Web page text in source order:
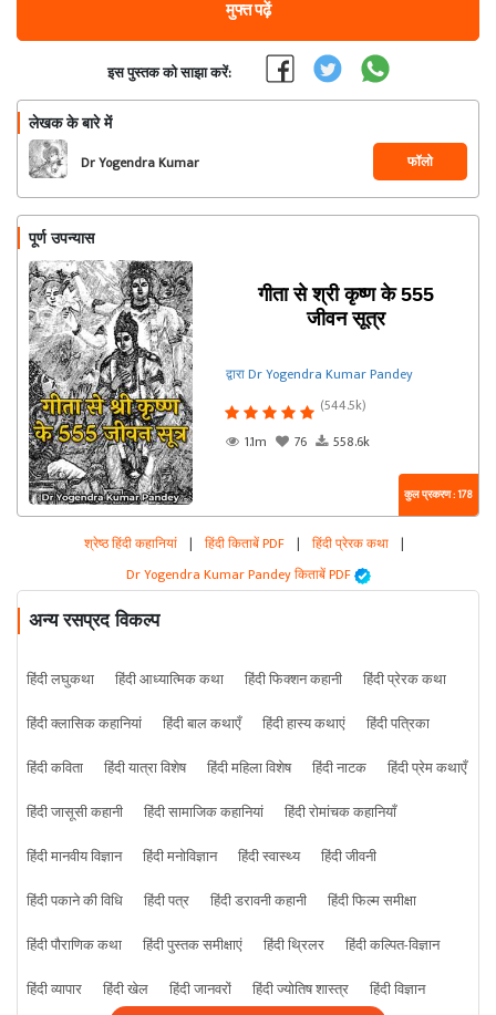
मुफ्त पढ़ें
इस पुस्तक को साझा करें:
लेखक के बारे में
Dr Yogendra Kumar
Pandey
फॉलो
पूर्ण उपन्यास
गीता से श्री कृष्ण के 555
जीवन सूत्र
द्वारा Dr Yogendra Kumar Pandey
(544.5k)
1.1m
76 558.6k
कुल प्रकरण : 178
श्रेष्ठ हिंदी कहानियां | हिंदी किताबें PDF | हिंदी प्रेरक कथा |
Dr Yogendra Kumar Pandey किताबें PDF
अन्य रसप्रद विकल्प
हिंदी लघुकथा हिंदी आध्यात्मिक कथा हिंदी फिक्शन कहानी
हिंदी प्रेरक कथा
हिंदी क्लासिक कहानियां
हिंदी बाल कथाएँ हिंदी हास्य कथाएं
हिंदी पत्रिका
हिंदी कविता
हिंदी यात्रा विशेष हिंदी महिला विशेष हिंदी नाटक
हिंदी प्रेम कथाएँ
हिंदी जासूसी कहानी
हिंदी सामाजिक कहानियां
हिंदी रोमांचक कहानियाँ
हिंदी मानवीय विज्ञान
हिंदी मनोविज्ञान हिंदी स्वास्थ्य
हिंदी जीवनी
हिंदी पकाने की विधि
हिंदी पत्र हिंदी डरावनी कहानी
हिंदी फिल्म समीक्षा
हिंदी पौराणिक कथा
हिंदी पुस्तक समीक्षाएं हिंदी थ्रिलर
हिंदी कल्पित-विज्ञान
हिंदी व्यापार
हिंदी खेल हिंदी जानवरों हिंदी ज्योतिष शास्त्र हिंदी विज्ञान